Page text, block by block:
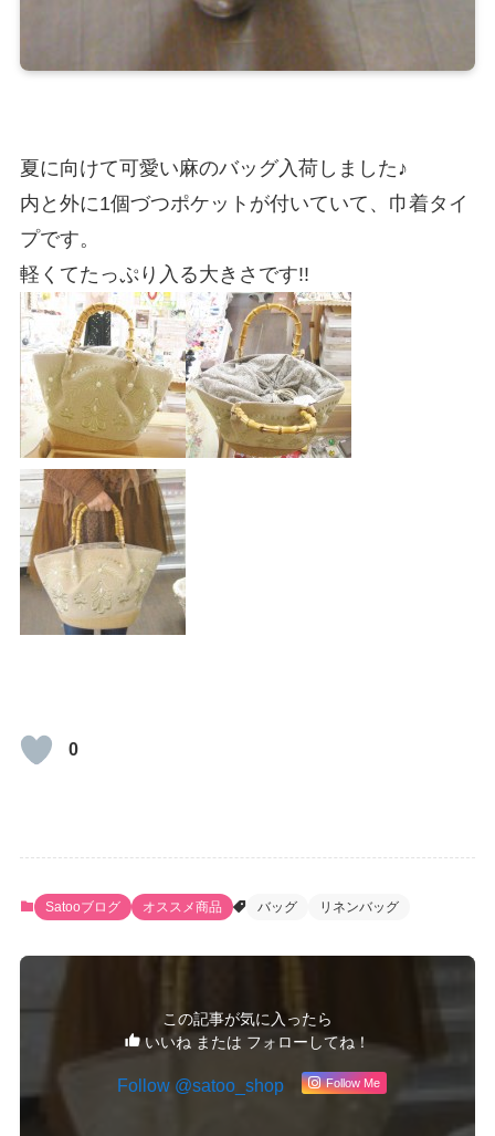
夏に向けて可愛い麻のバッグ入荷しました♪
内と外に1個づつポケットが付いていて、巾着タイ
プです。
軽くてたっぷり入る大きさです!!
0
Satooブログ オススメ商品 バッグ リネンバッグ
この記事が気に入ったら
いいね または フォローしてね！
Follow Me